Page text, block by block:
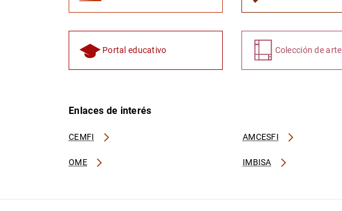
Portal educativo Colección de arte
Enlaces de interés
CEMFI AMCESFI
OME IMBISA